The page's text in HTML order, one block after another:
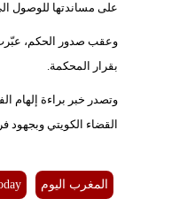
على مساندتها للوصول
وعقب صدور الحكم، عبّرت
بقرار المحكمة.
وتصدر خبر براءة إلهام
القضاء الكويتي وبجهود
المغرب اليوم